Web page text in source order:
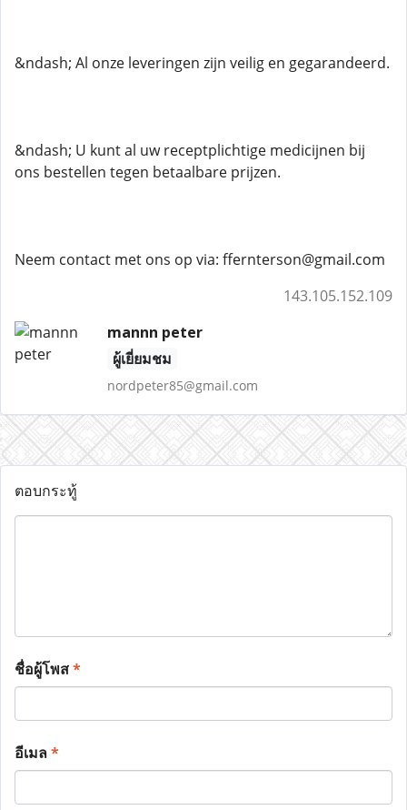
&ndash; Al onze leveringen zijn veilig en gegarandeerd.
&ndash; U kunt al uw receptplichtige medicijnen bij
ons bestellen tegen betaalbare prijzen.
Neem contact met ons op via: ffernterson@gmail.com
143.105.152.109
mannn peter
ผู้เยี่ยมชม
nordpeter85@gmail.com
ตอบกระทู้
ชื่อผู้โพส*
อีเมล*